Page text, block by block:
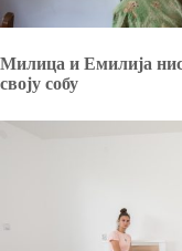
Милица и Емилија
своју собу